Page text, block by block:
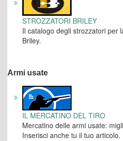
STROZZATORI BRILEY
Il catalogo degli strozzatori per
Briley.
Armi usate
IL MERCATINO DEL TIRO
Mercatino delle armi usate:
Inserisci anche tu il tuo articolo.